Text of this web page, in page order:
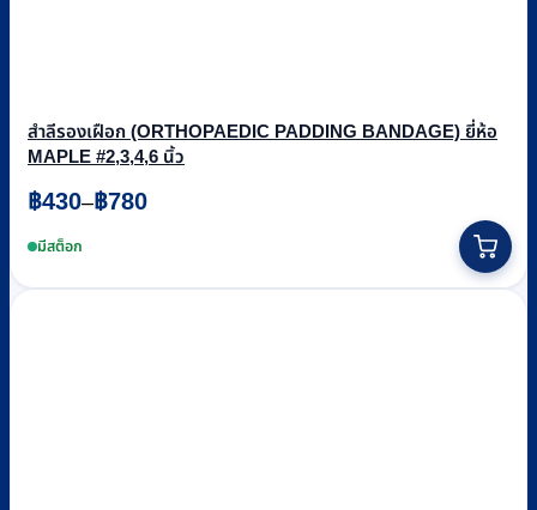
สำลีรองเฝือก (ORTHOPAEDIC PADDING BANDAGE) ยี่ห้อ
MAPLE #2,3,4,6 นิ้ว
฿430–฿780
Price
range:
฿430
through
มีสต็อก
product